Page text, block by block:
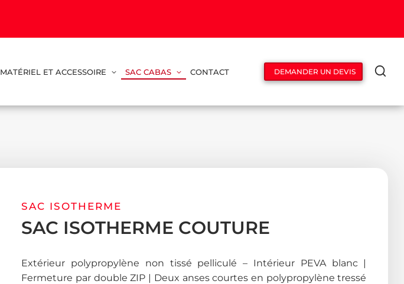
MATÉRIEL ET ACCESSOIRE SAC CABAS CONTACT DEMANDER UN DEVIS
SAC ISOTHERME
SAC ISOTHERME COUTURE
Extérieur polypropylène non tissé pelliculé – Intérieur PEVA blanc |
Fermeture par double ZIP | Deux anses courtes en polypropylène tressé